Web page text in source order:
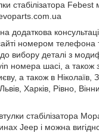
стабілізатора
додаткова
номером телефона
вибору деталі з
номера шасі, а також
а також в Ніколаїв,
Харків, Рівно,
стабілізатора
Jeep і можна